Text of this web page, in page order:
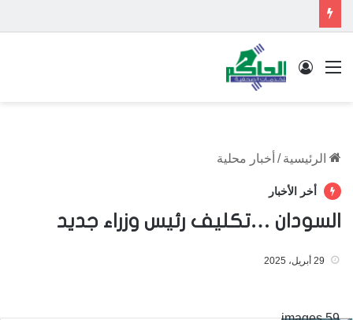
القائمة تسجيل الدخول
الرئيسية / أخبار محلية
أخر الأخبار
السودان …تكليف رئيس وزراء جديد
29 أبريل، 2025